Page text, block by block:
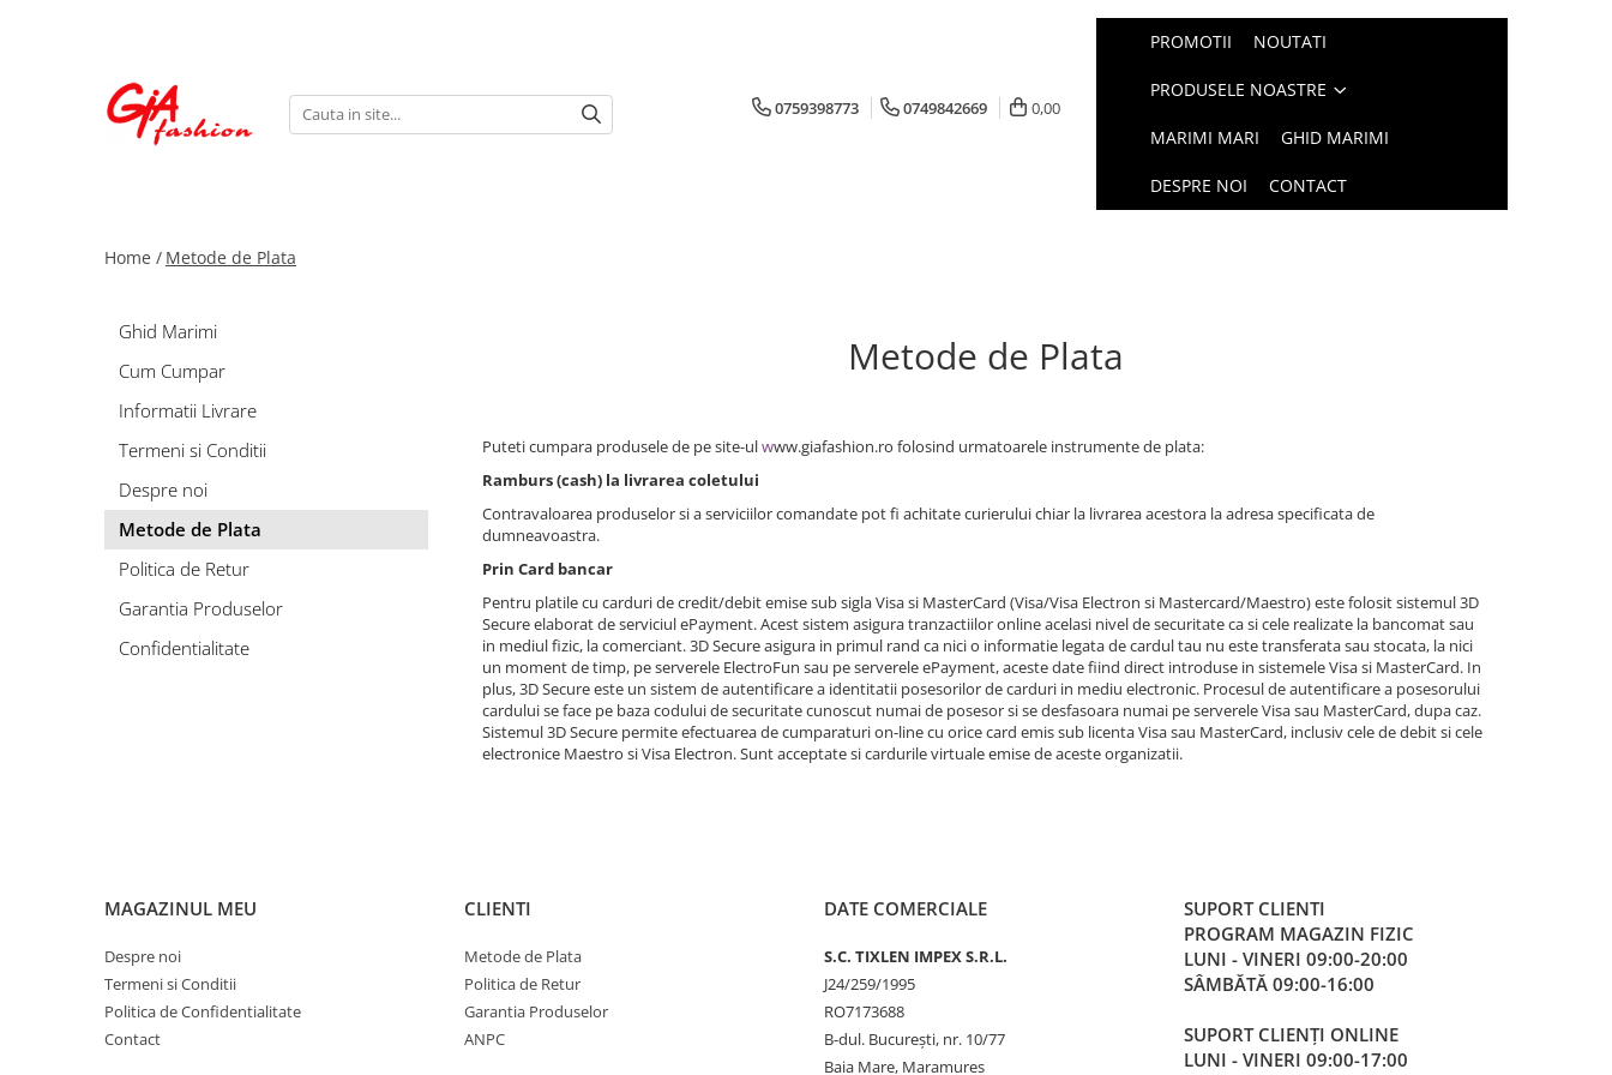
Produsele noastre
Rochii elegante
Compleuri sport
Incaltaminte
0759398773 0749842669 0,00
PROMOTII NOUTATI
PRODUSELE NOASTRE
MARIMI MARI GHID MARIMI
DESPRE NOI CONTACT
Home / Metode de Plata
Metode de Plata
Puteti cumpara produsele de pe site-ulwww.giafashion.ro folosind urmatoarele instrumente de plata:
Ramburs (cash) la livrarea coletului
Contravaloarea produselor si a serviciilor comandate pot fi achitate curierului chiar la livrarea acestora la adresa specificata de
dumneavoastra.
Prin Card bancar
Pentru platile cu carduri de credit/debit emise sub sigla Visa si MasterCard (Visa/Visa Electron si Mastercard/Maestro) este folosit sistemul 3D
Secure elaborat de serviciul ePayment. Acest sistem asigura tranzactiilor online acelasi nivel de securitate ca si cele realizate la bancomat sau
in mediul fizic, la comerciant. 3D Secure asigura in primul rand ca nici o informatie legata de cardul tau nu este transferata sau stocata, la nici
un moment de timp, pe serverele ElectroFun sau pe serverele ePayment, aceste date fiind direct introduse in sistemele Visa si MasterCard. In
plus, 3D Secure este un sistem de autentificare a identitatii posesorilor de carduri in mediu electronic. Procesul de autentificare a posesorului
cardului se face pe baza codului de securitate cunoscut numai de posesor si se desfasoara numai pe serverele Visa sau MasterCard, dupa caz.
Sistemul 3D Secure permite efectuarea de cumparaturi on-line cu orice card emis sub licenta Visa sau MasterCard, inclusiv cele de debit si cele
electronice Maestro si Visa Electron. Sunt acceptate si cardurile virtuale emise de aceste organizatii.
Ghid Marimi
Cum Cumpar
Informatii Livrare
Termeni si Conditii
Despre noi
Metode de Plata
Politica de Retur
Garantia Produselor
Confidentialitate
MAGAZINUL MEU
Despre noi
Termeni si Conditii
Politica de Confidentialitate
Contact
CLIENTI
Metode de Plata
Politica de Retur
Garantia Produselor
ANPC
DATE COMERCIALE
S.C. TIXLEN IMPEX S.R.L.
J24/259/1995
RO7173688
B-dul. București, nr. 10/77
Baia Mare, Maramures
SUPORT CLIENTI
PROGRAM MAGAZIN FIZIC
LUNI - VINERI 09:00-20:00
SÂMBĂTĂ 09:00-16:00
SUPORT CLIENȚI ONLINE
LUNI - VINERI 09:00-17:00